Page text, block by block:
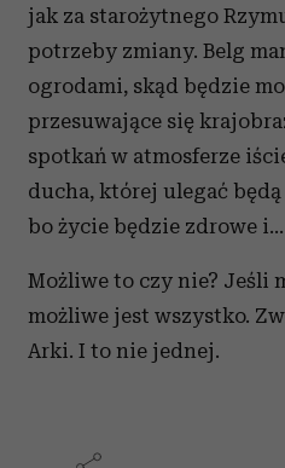
jak za starożytnego
potrzeby zmiany. Belg
ogrodami, skąd będzie
przesuwające się
spotkań w atmosferze
ducha, której ulegać
bo życie będzie zdrowe
Możliwe to czy nie? Jeśli
możliwe jest wszystko.
Arki. I to nie jednej.